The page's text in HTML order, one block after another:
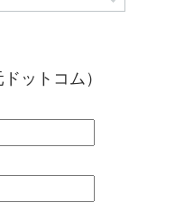
ットコム）